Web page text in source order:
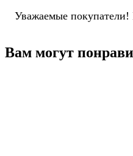
Уважаемые покупатели!
Вам могут